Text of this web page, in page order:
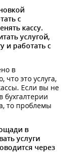
с
кассу.
услугой,
и работать с
в
что это услуга,
Если вы не
бухгалтерии
то проблемы
в
услуги
через